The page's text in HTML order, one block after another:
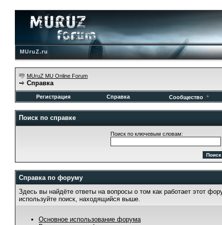
MUruZ.ru
MUruZ MU Online Forum
Справка
Регистрация Справка Сообщество
Поиск по справке
Поиск по ключевым словам:
Справка по форуму
Здесь вы найдёте ответы на вопросы о том как работает этот
используйте поиск, находящийся выше.
Основное использование форума